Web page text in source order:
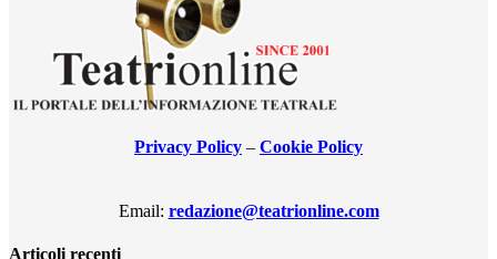
Privacy Policy – Cookie Policy
Email: redazione@teatrionline.com
Articoli recenti